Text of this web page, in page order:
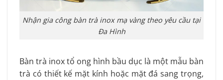
Nhận gia công bàn trà inox mạ vàng theo yêu cầu tại
Đa Hình
Bàn trà inox tổ ong hình bầu dục là một mẫu bàn
trà có thiết kế mặt kính hoặc mặt đá sang trọng,